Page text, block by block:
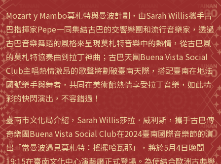
Mozart y Mambo莫札特與曼波計劃，由Sarah Willis攜手古
巴指揮家Pepe一同集結古巴的交響樂團和流行音樂家，透過
古巴音樂舞蹈的風格來呈現莫札特音樂中的熱情，從古巴風
的莫札特協奏曲到拉丁神曲；古巴天團Buena Vista Social
Club主唱熱情激昂的歌聲將劃破臺南天際，搭配臺南在地法
國號樂手與舞者，共同在美術館熱情享受拉丁音樂，如此精
彩的快閃演出，不容錯過！
臺南市文化局介紹，Sarah Willis莎拉．威利斯，攜手古巴傳
奇樂團Buena Vista Social Club在2024臺南國際音樂節的演
出「當曼波遇見莫札特：搖擺哈瓦那」，將於5月4日晚間
19:15在臺南文化中心演藝廳正式登場。為使結合歐洲古典樂